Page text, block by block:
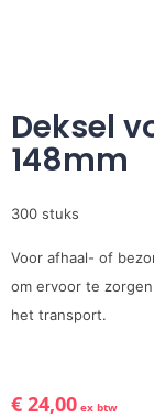
Deksel
148mm
300 stuks
Voor afhaal- of
om ervoor te
het transport.
€ 24,00 ex btw